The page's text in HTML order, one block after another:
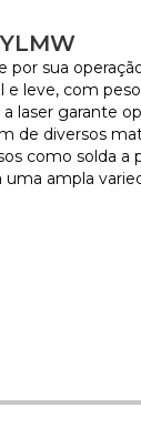
por sua
leve, com
laser garante
de diversos
como solda
ampla